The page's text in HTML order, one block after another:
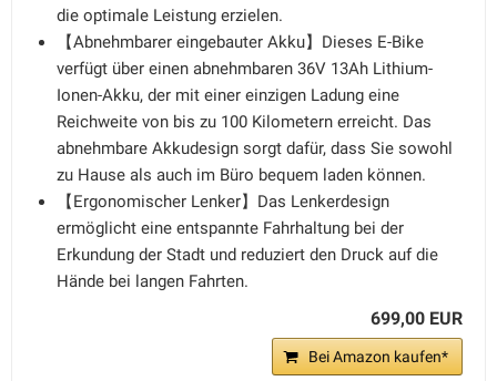
die optimale Leistung erzielen.
【Abnehmbarer eingebauter Akku】Dieses E-Bike
verfügt über einen abnehmbaren 36V 13Ah Lithium-
Ionen-Akku, der mit einer einzigen Ladung eine
Reichweite von bis zu 100 Kilometern erreicht. Das
abnehmbare Akkudesign sorgt dafür, dass Sie sowohl
zu Hause als auch im Büro bequem laden können.
【Ergonomischer Lenker】Das Lenkerdesign
ermöglicht eine entspannte Fahrhaltung bei der
Erkundung der Stadt und reduziert den Druck auf die
Hände bei langen Fahrten.
699,00 EUR
Bei Amazon kaufen*